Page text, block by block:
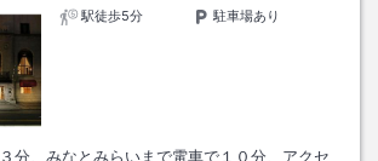
駅徒歩5分
駐車場あり
分、みなとみらいまで電車で１０分、アクセ